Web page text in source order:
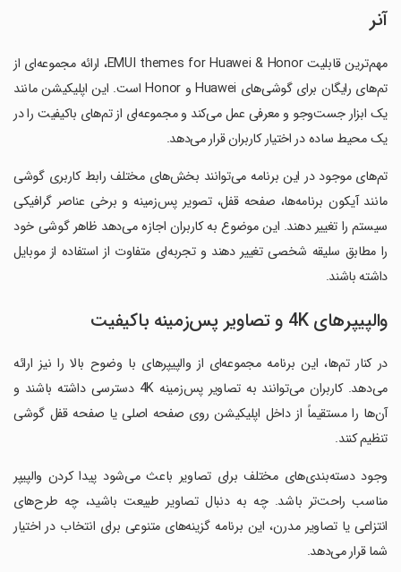
آنر
مهم‌ترین قابلیت EMUI themes for Huawei & Honor، ارائه مجموعه‌ای از
تم‌های رایگان برای گوشی‌های Huawei و Honor است. این اپلیکیشن مانند
یک ابزار جست‌وجو و معرفی عمل می‌کند و مجموعه‌ای از تم‌های باکیفیت را در
یک محیط ساده در اختیار کاربران قرار می‌دهد.
تم‌های موجود در این برنامه می‌توانند بخش‌های مختلف رابط کاربری گوشی
مانند آیکون برنامه‌ها، صفحه قفل، تصویر پس‌زمینه و برخی عناصر گرافیکی
سیستم را تغییر دهند. این موضوع به کاربران اجازه می‌دهد ظاهر گوشی خود
را مطابق سلیقه شخصی تغییر دهند و تجربه‌ای متفاوت از استفاده از موبایل
داشته باشند.
والپیپرهای 4K و تصاویر پس‌زمینه باکیفیت
در کنار تم‌ها، این برنامه مجموعه‌ای از والپیپرهای با وضوح بالا را نیز ارائه
می‌دهد. کاربران می‌توانند به تصاویر پس‌زمینه 4K دسترسی داشته باشند و
آن‌ها را مستقیماً از داخل اپلیکیشن روی صفحه اصلی یا صفحه قفل گوشی
تنظیم کنند.
وجود دسته‌بندی‌های مختلف برای تصاویر باعث می‌شود پیدا کردن والپیپر
مناسب راحت‌تر باشد. چه به دنبال تصاویر طبیعت باشید، چه طرح‌های
انتزاعی یا تصاویر مدرن، این برنامه گزینه‌های متنوعی برای انتخاب در اختیار
شما قرار می‌دهد.